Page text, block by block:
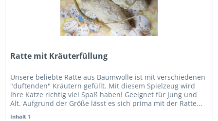
Ratte mit Kräuterfüllung
Unsere beliebte Ratte aus Baumwolle ist mit verschiedenen
"duftenden" Kräutern gefüllt. Mit diesem Spielzeug wird
Ihre Katze richtig viel Spaß haben! Geeignet für Jung und
Alt. Aufgrund der Größe lässt es sich prima mit der Ratte...
Inhalt 1